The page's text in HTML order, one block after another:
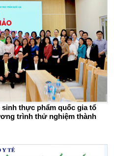
sinh thực phẩm quốc gia tổ
trình thử nghiệm thành